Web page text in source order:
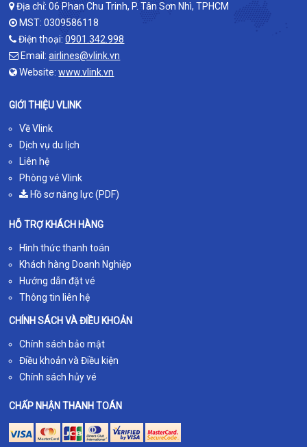
Địa chỉ: 06 Phan Chu Trinh, P. Tân Sơn Nhì, TPHCM
MST: 0309586118
Điện thoại:0901.342.998
Email:airlines@vlink.vn
Website:www.vlink.vn
GIỚI THIỆU VLINK
Về Vlink
Dịch vụ du lịch
Liên hệ
Phòng vé Vlink
Hồ sơ năng lực (PDF)
HỖ TRỢ KHÁCH HÀNG
Hình thức thanh toán
Khách hàng Doanh Nghiệp
Hướng dẫn đặt vé
Thông tin liên hệ
CHÍNH SÁCH VÀ ĐIỀU KHOẢN
Chính sách bảo mật
Điều khoản và Điều kiện
Chính sách hủy vé
CHẤP NHẬN THANH TOÁN